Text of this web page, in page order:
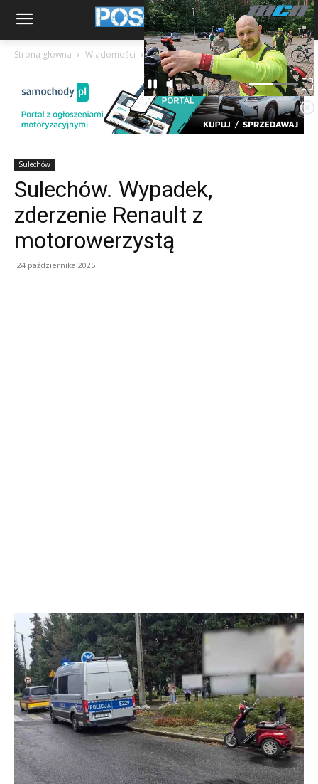
Strona główna Wiadomości Sulechów
Sulechów
Sulechów. Wypadek,
zderzenie Renault z
motorowerzystą
24 października 2025